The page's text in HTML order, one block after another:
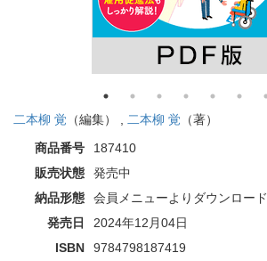
二本柳 覚 （編集） , 二本柳 覚 （著）
商品番号
187410
販売状態
発売中
納品形態
会員メニューよりダウンロード
発売日
2024年12月04日
ISBN
9784798187419